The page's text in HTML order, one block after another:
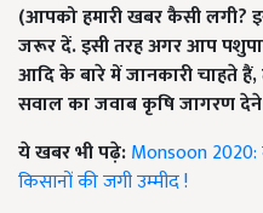
(आपको हमारी खबर कैसी लगी?
जरूर दें. इसी तरह अगर आप
आदि के बारे में जानकारी चाहते हैं,
सवाल का जवाब कृषि जागरण
ये खबर भी पढ़े:Monsoon
किसानों की जगी उम्मीद !